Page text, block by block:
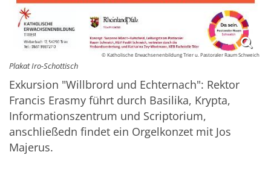
© Katholische Erwachsenenbildung Trier u. Pastoraler Raum Schweich
Plakat Iro-Schottisch
Exkursion "Willbrord und Echternach": Rektor
Francis Erasmy führt durch Basilika, Krypta,
Informationszentrum und Scriptorium,
anschließedn findet ein Orgelkonzet mit Jos
Majerus.